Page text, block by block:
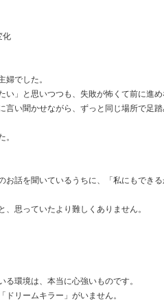
化
婦でした。
」と思いつつも、失敗が怖くて前に進め
言い聞かせながら、ずっと同じ場所で足
。
話を聞いているうちに、「私にもできる
、思っていたより難しくありません。
環境は、本当に心強いものです。
リームキラー」がいません。